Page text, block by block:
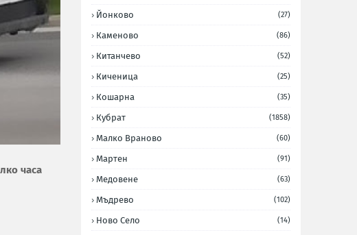
часа
Йонково (27)
Каменово (86)
Китанчево (52)
Киченица (25)
Кошарна (35)
Кубрат (1858)
Малко Враново (60)
Мартен (91)
Медовене (63)
Мъдрево (102)
Ново Село (14)